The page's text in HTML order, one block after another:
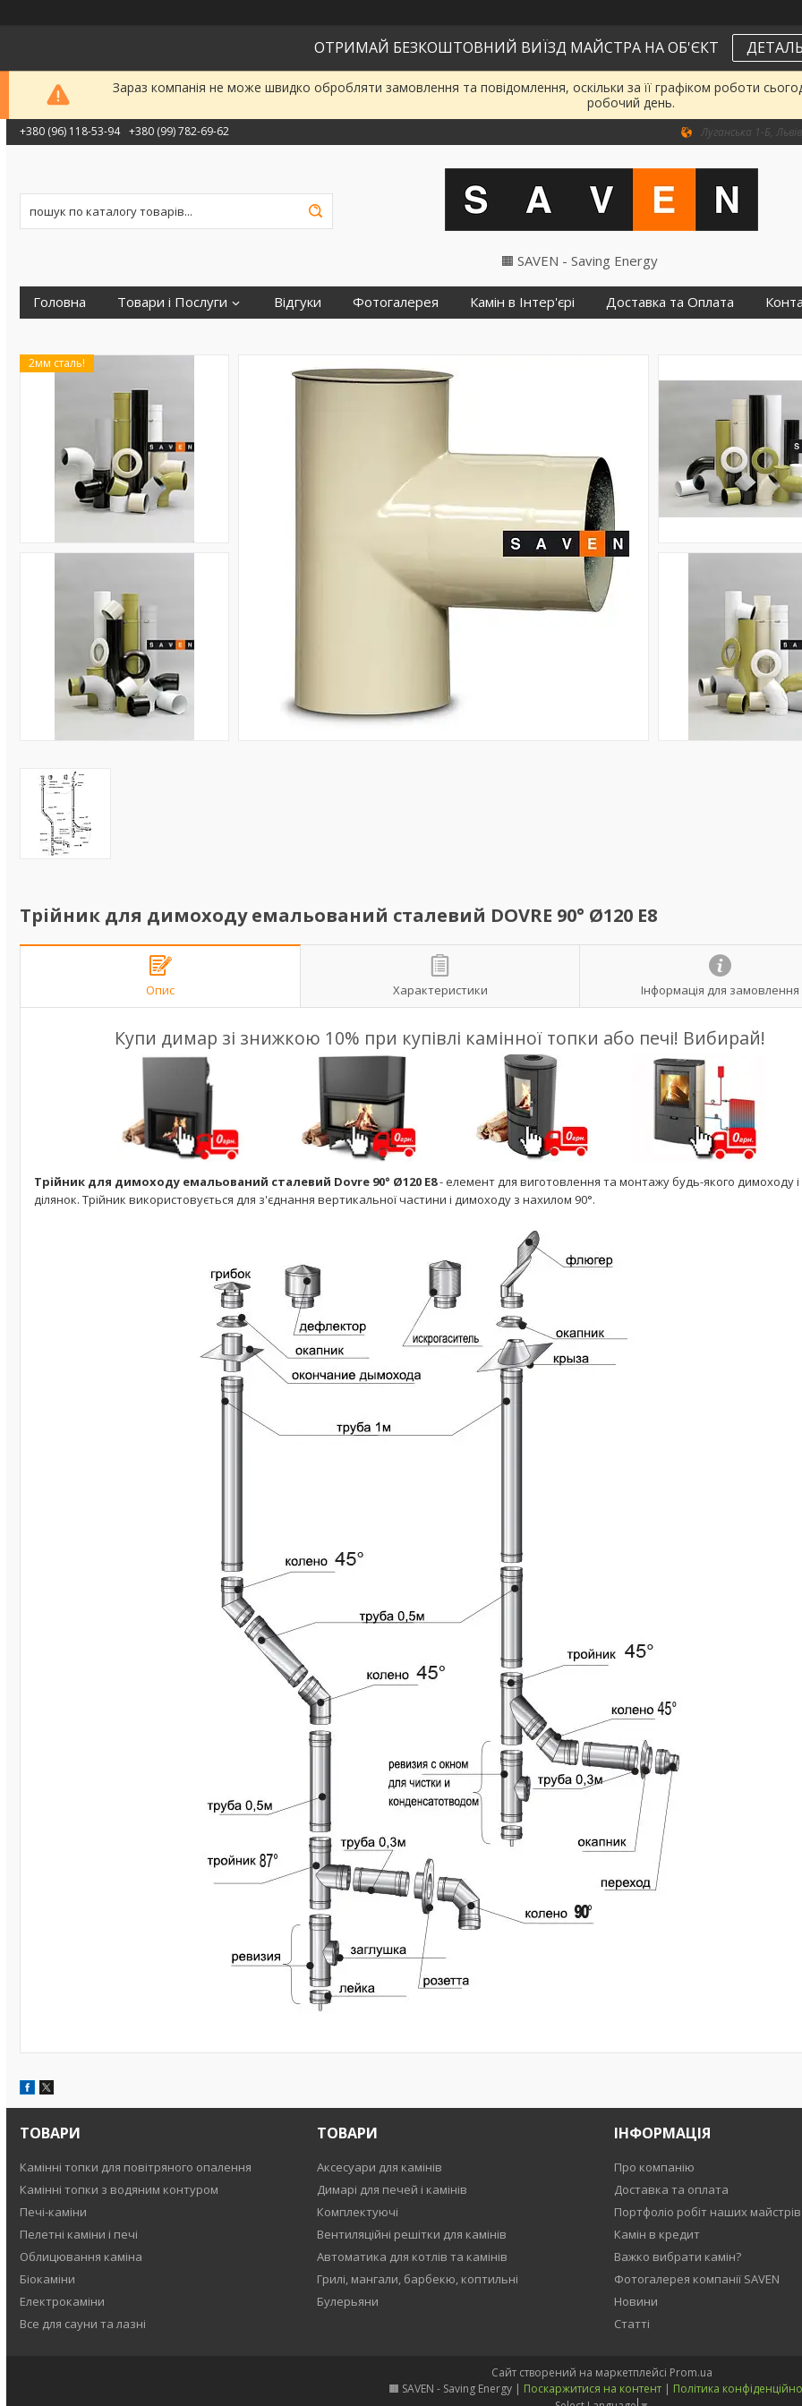
ОТРИМАЙ БЕЗКОШТОВНИЙ ВИЇЗД МАЙСТРА НА ОБ'ЄКТ
Зараз компанія не може швидко обробляти замовлення та повідомлення, оскільки за її графіком роботи
робочий день.
+380 (96) 118-53-94 +380 (99) 782-69-62 Луганська 1-Б,
🟧 SAVEN - Saving Energy
Головна Товари і Послуги Відгуки Фотогалерея Камін в Інтер'єрі Доставка та Оплата
2мм сталь!
Трійник для димоходу емальований сталевий DOVRE 90° Ø120 E8
Опис Характеристики Інформація для замовлення
Купи димар зі знижкою 10% при купівлі камінної топки або печі! Вибирай!
Трійник для димоходу емальований сталевий Dovre 90° Ø120 E8- елемент для виготовлення та монтажу будь-якого димоходу і
ділянок. Трійник використовується для з'єднання вертикальної частини і димоходу з нахилом 90°.
ТОВАРИ
Камінні топки для повітряного опалення
Камінні топки з водяним контуром
Печі-каміни
Пелетні каміни і печі
Облицювання каміна
Біокаміни
Електрокаміни
Все для сауни та лазні
ТОВАРИ
Аксесуари для камінів
Димарі для печей і камінів
Комплектуючі
Вентиляційні решітки для камінів
Автоматика для котлів та камінів
Грилі, мангали, барбекю, коптильні
Булерьяни
ІНФОРМАЦІЯ
Про компанію
Доставка та оплата
Портфоліо робіт наших майстрів
Камін в кредит
Важко вибрати камін?
Фотогалерея компанії SAVEN
Новини
Статті
Сайт створений на маркетплейсі Prom.ua
🟧 SAVEN - Saving Energy | Поскаржитися на контент | Політика